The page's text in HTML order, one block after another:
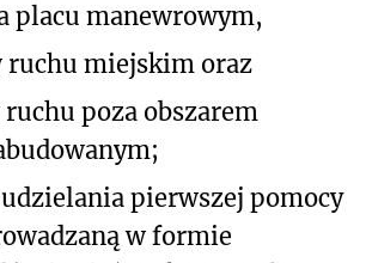
placu manewrowym,
ruchu miejskim oraz
ruchu poza obszarem
pierwszej pomocy
w formie